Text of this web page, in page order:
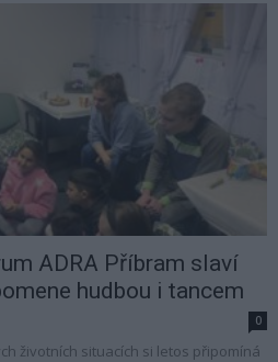
ADRA Příbram slaví
hudbou i tancem
0
životních situacích si letos připomíná